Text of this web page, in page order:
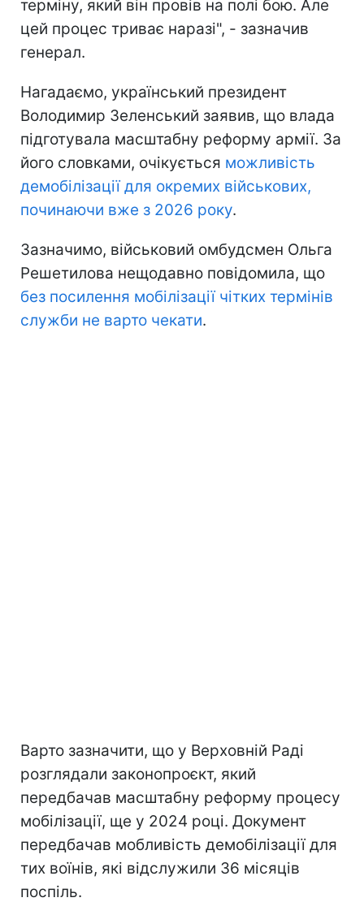
терміну, який він провів на полі бою. Але
цей процес триває наразі", - зазначив
генерал.
Нагадаємо, український президент
Володимир Зеленський заявив, що влада
підготувала масштабну реформу армії. За
його словками, очікується можливість
демобілізації для окремих військових,
починаючи вже з 2026 року.
Зазначимо, військовий омбудсмен Ольга
Решетилова нещодавно повідомила, що
без посилення мобілізації чітких термінів
служби не варто чекати.
Варто зазначити, що у Верховній Раді
розглядали законопроєкт, який
передбачав масштабну реформу процесу
мобілізації, ще у 2024 році. Документ
передбачав мобливість демобілізації для
тих воїнів, які відслужили 36 місяців
поспіль.